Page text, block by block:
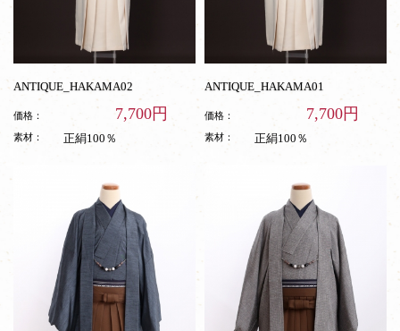
ANTIQUE_HAKAMA02
価格： 7,700円
素材： 正絹100％
ANTIQUE_HAKAMA01
価格： 7,700円
素材： 正絹100％